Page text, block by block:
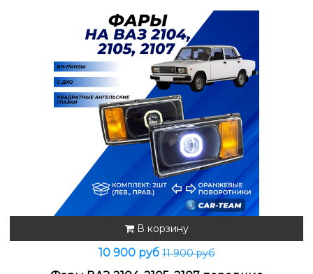
В корзину
10 900 руб11 900 руб